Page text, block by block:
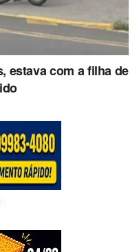
estava com a filha de